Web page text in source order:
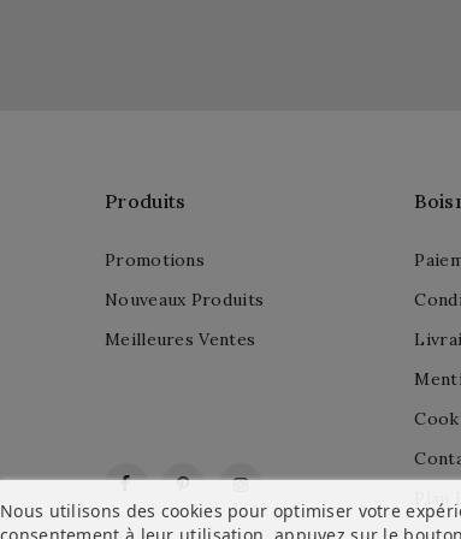
FacebookPinterestInstagram
Produits
Promotions
Nouveaux Produits
Meilleures Ventes
Plan
Nous utilisons des cookies pour optimiser votre